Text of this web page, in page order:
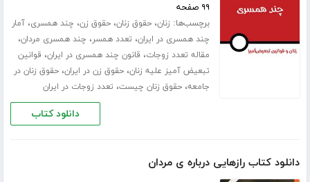
۹۹ صفحه
برچسب‌ها: زنان،حقوق زنان،حقوق زن، چند همسری،آمار
چند همسری در ایران، تعدد همسر، چند همسری مردان،
مقاله تعدد زوجات، قانون چند همسری در ایران، قوانین
تبعیض آمیز علیه زنان،حقوق زن در ایران،حقوق زنان در
جامعه،حقوق زنان چیست، تعدد زوجات در ایران
دانلود کتاب
دانلود کتاب رازهایی درباره ی مردان